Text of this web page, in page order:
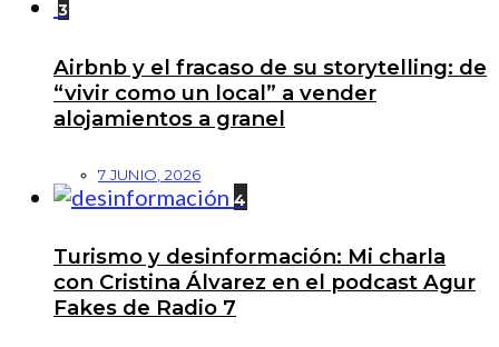
3
Airbnb y el fracaso de su storytelling: de
“vivir como un local” a vender
alojamientos a granel
7 JUNIO, 2026
4
Turismo y desinformación: Mi charla
con Cristina Álvarez en el podcast Agur
Fakes de Radio 7